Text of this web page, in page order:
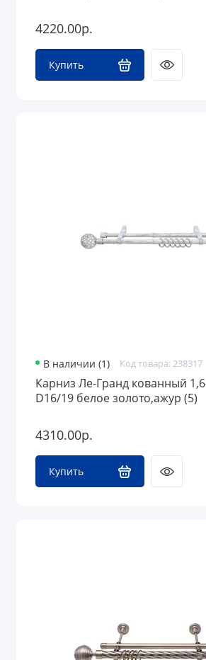
4220.00р.
Купить
В наличии (1) Код товара: 238317
Карниз Ле-Гранд кованный
D16/19 белое золото,ажур (5)
4310.00р.
Купить